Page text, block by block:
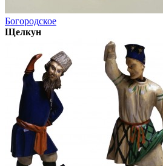
Богородское
Щелкун